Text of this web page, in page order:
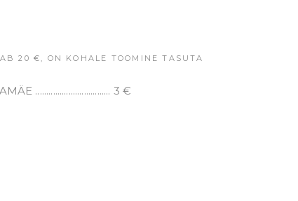
20 €, ON KOHALE TOOMINE TASUTA
.................................. 3 €